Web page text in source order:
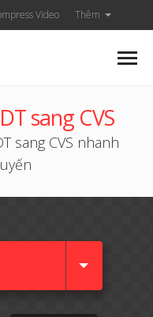
Video Thêm
sang CVS
sang CVS nhanh